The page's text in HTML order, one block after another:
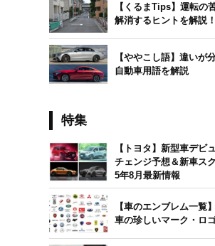
【くるまTips】運転の
解消するヒントを解説！
【ややこし語】違いが
自動車用語を解説
特集
【トヨタ】新型車デビ
チェンジ予想＆新車ス
5年8月最新情報
【車のエンブレム一覧
車の珍しいマーク・ロ